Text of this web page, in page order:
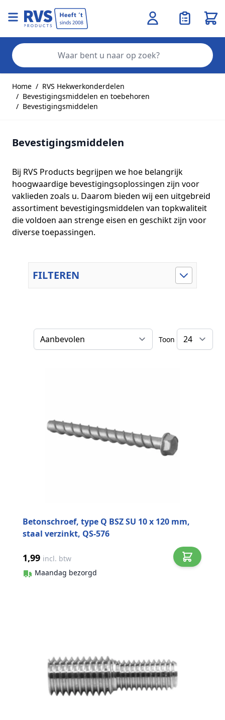
Home / RVS Hekwerkonderdelen
/ Bevestigingsmiddelen en toebehoren
/ Bevestigingsmiddelen
Bevestigingsmiddelen
Bij RVS Products begrijpen we hoe belangrijk
hoogwaardige bevestigingsoplossingen zijn voor
vaklieden zoals u. Daarom bieden wij een uitgebreid
assortiment bevestigingsmiddelen van topkwaliteit
die voldoen aan strenge eisen en geschikt zijn voor
diverse toepassingen.
FILTEREN
Sorteer op
Toon
Betonschroef, type Q BSZ SU 10 x 120 mm,
staal verzinkt, QS-576
1,99 incl. btw
Maandag bezorgd